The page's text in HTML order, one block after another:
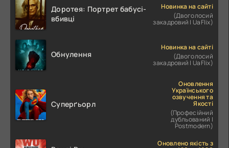
Доротея: Портрет бабусі-
вбивці
Новинка на сайті
(Двоголосий
закадровий | UaFlix)
Обнулення
Новинка на сайті
(Двоголосий
закадровий | UaFlix)
Суперґьорл
Оновлення
Українського
озвучення та
Якості
(Професійний
дубльований |
Postmodern)
Оновлено якість з